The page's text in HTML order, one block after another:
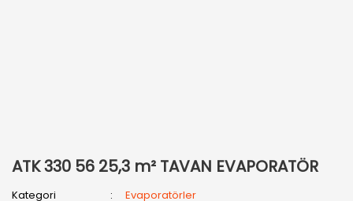
ATK 330 56 25,3 m² TAVAN EVAPORATÖR
Kategori
Evaporatörler